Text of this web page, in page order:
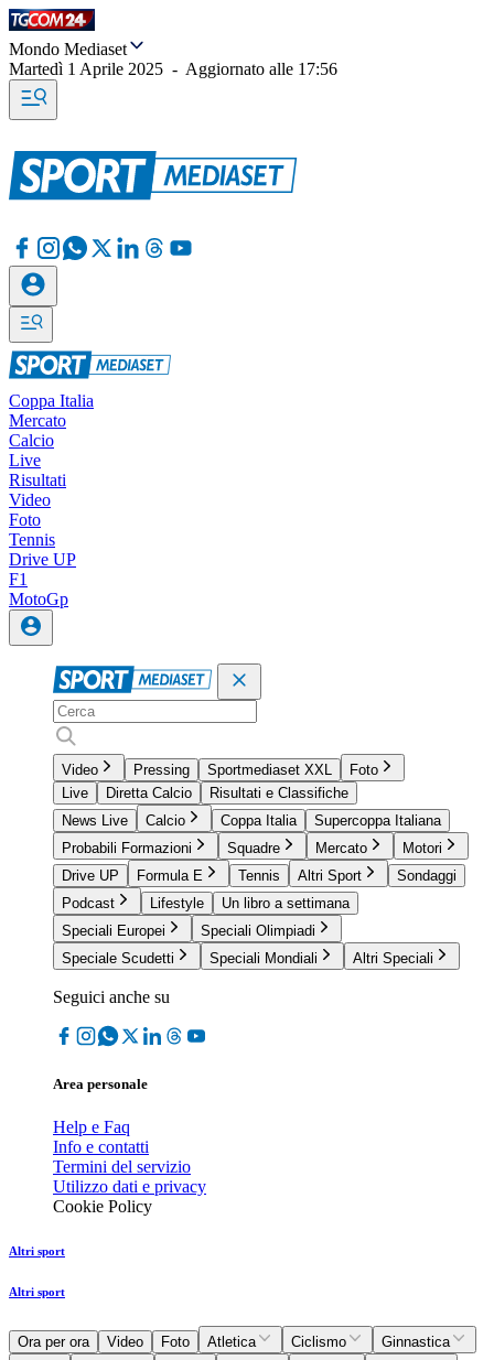
Mondo Mediaset
Martedì 1 Aprile 2025 - Aggiornato alle 17:56
Coppa Italia
Mercato
Calcio
Live
Risultati
Video
Foto
Tennis
Drive UP
F1
MotoGp
Video Pressing Sportmediaset XXL
Foto
Live
Diretta Calcio
Risultati e Classifiche
News Live
Calcio Coppa Italia
Supercoppa Italiana
Probabili Formazioni
Squadre Mercato
Motori
Drive UP
Formula E Tennis Altri Sport
Sondaggi
Podcast
Lifestyle
Un libro a settimana
Speciali Europei
Speciali Olimpiadi
Speciale Scudetti
Speciali Mondiali Altri Speciali
Seguici anche su
Area personale
Help e Faq
Info e contatti
Termini del servizio
Utilizzo dati e privacy
Cookie Policy
Altri sport
Altri sport
Ora per ora Video Foto Atletica Ciclismo
Ginnastica